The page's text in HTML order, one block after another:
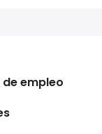
empleo